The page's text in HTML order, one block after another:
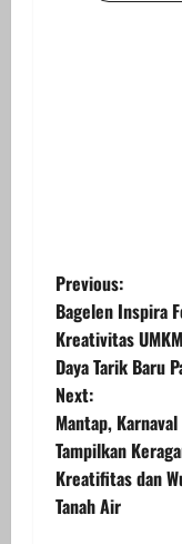
P
o
s
t
n
a
Previous:
Bagelen Inspira
Kreativitas
Daya Tarik Baru
Next:
Mantap,
Tampilkan
Kreatifitas dan
Tanah Air